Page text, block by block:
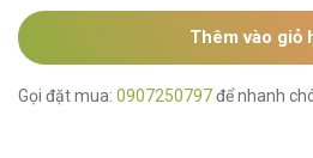
Thêm vào giỏ
Gọi đặt mua: 0907250797để nhanh